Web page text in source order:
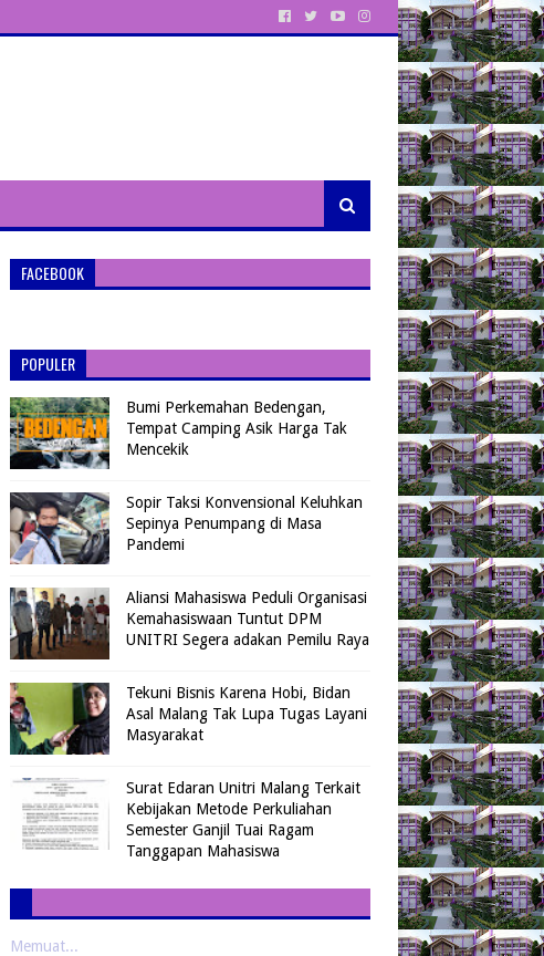
FACEBOOK
POPULER
Bumi Perkemahan Bedengan,
Tempat Camping Asik Harga Tak
Mencekik
Sopir Taksi Konvensional Keluhkan
Sepinya Penumpang di Masa
Pandemi
Aliansi Mahasiswa Peduli Organisasi
Kemahasiswaan Tuntut DPM
UNITRI Segera adakan Pemilu Raya
Tekuni Bisnis Karena Hobi, Bidan
Asal Malang Tak Lupa Tugas Layani
Masyarakat
Surat Edaran Unitri Malang Terkait
Kebijakan Metode Perkuliahan
Semester Ganjil Tuai Ragam
Tanggapan Mahasiswa
Memuat...